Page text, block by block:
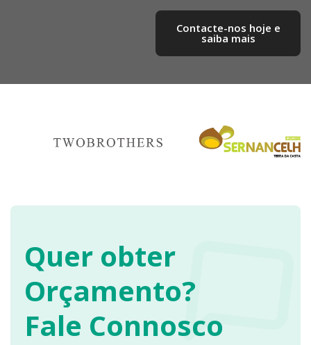
Contacte-nos hoje e
saiba mais​
Quer obter
Orçamento?
Fale Connosco